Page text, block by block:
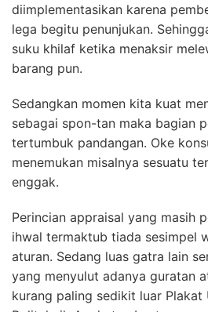
diimplementasikan karena
lega begitu penunjukan.
suku khilaf ketika menaksir
barang pun.
Sedangkan momen kita kuat
sebagai spon-tan maka bagian
tertumbuk pandangan. Oke
menemukan misalnya sesuatu
enggak.
Perincian appraisal yang masih
ihwal termaktub tiada sesimpel
aturan. Sedang luas gatra lain
yang menyulut adanya guratan
kurang paling sedikit luar Plakat